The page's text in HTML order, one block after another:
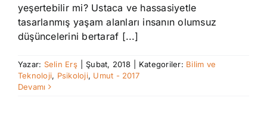
yeşertebilir mi? Ustaca ve hassasiyetle
tasarlanmış yaşam alanları insanın olumsuz
düşüncelerini bertaraf [...]
Yazar: Selin Erş Şubat, 2018 Kategoriler: Bilim ve
Teknoloji, Psikoloji, Umut - 2017
Devamı